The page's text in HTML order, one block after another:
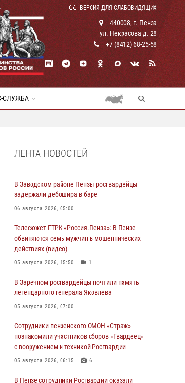
ВЕРСИЯ ДЛЯ СЛАБОВИДЯЩИХ
440008, г. Пенза
ул. Некрасова д. 28
+7 (8412) 68-25-58
СЛУЖБА
ЛЕНТА НОВОСТЕЙ
В Заводском районе Пензы росгвардейцы
задержали дебошира в баре
06 августа 2026, 05:00
Телесюжет ГТРК «Россия.Пенза»: В Пензе
обвиняются семь мужчин в мошеннических
действиях (видео)
05 августа 2026, 15:50 1
В Заречном росгвардейцы почтили память
легендарного генерала Яковлева
05 августа 2026, 07:00
Сотрудники пензенского ОМОН «Страж»
познакомили участников сборов «Гвардеец»
с вооружением и техникой Росгвардии
05 августа 2026, 06:15 6
В Пензе сотрудники Росгвардии оказали